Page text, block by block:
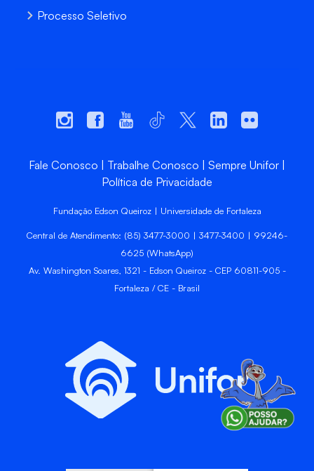
Processo Seletivo
Fale Conosco Trabalhe Conosco
Sempre Unifor
Política de Privacidade
Fundação Edson Queiroz | Universidade de Fortaleza
Central de Atendimento: (85) 3477-3000 | 3477-3400 | 99246-
6625 (WhatsApp)
Av. Washington Soares, 1321 - Edson Queiroz - CEP 60811-905 -
Fortaleza / CE - Brasil